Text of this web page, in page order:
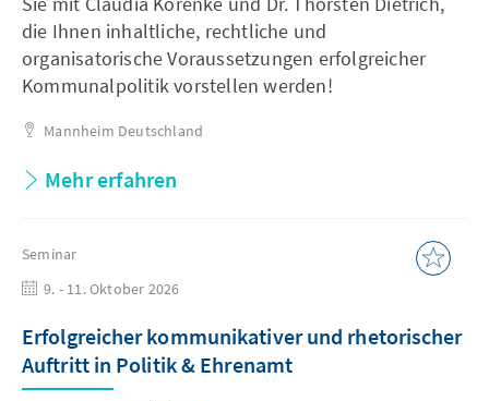
die Ihnen inhaltliche, rechtliche und
organisatorische Voraussetzungen erfolgreicher
Kommunalpolitik vorstellen werden!
Mannheim Deutschland
Mehr erfahren
Seminar
9. - 11. Oktober 2026
Erfolgreicher kommunikativer und rhetorischer
Auftritt in Politik & Ehrenamt